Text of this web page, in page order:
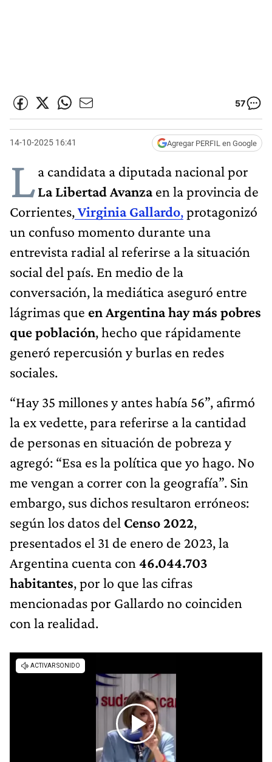
57
14-10-2025 16:41 Agregar PERFIL en Google
La candidata a diputada nacional por
La Libertad Avanzaen la provincia de
Corrientes,Virginia Gallardo,protagonizó
un confuso momento durante una
entrevista radial al referirse a la situación
social del país. En medio de la
conversación, la mediática aseguró entre
lágrimas que en Argentina hay más pobres
que población, hecho que rápidamente
generó repercusión y burlas en redes
sociales.
“Hay 35 millones y antes había 56”, afirmó
la ex vedette, para referirse a la cantidad
de personas en situación de pobreza y
agregó: “Esa es la política que yo hago. No
me vengan a correr con la geografía”. Sin
embargo, sus dichos resultaron erróneos:
según los datos del Censo 2022,
presentados el 31 de enero de 2023, la
Argentina cuenta con 46.044.703
habitantes, por lo que las cifras
mencionadas por Gallardo no coinciden
con la realidad.